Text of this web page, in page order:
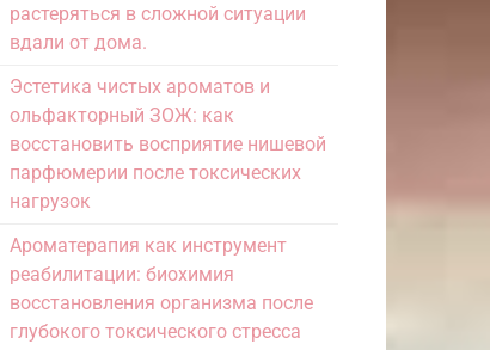
растеряться в сложной ситуации
вдали от дома.
Эстетика чистых ароматов и
ольфакторный ЗОЖ: как
восстановить восприятие нишевой
парфюмерии после токсических
нагрузок
Ароматерапия как инструмент
реабилитации: биохимия
восстановления организма после
глубокого токсического стресса